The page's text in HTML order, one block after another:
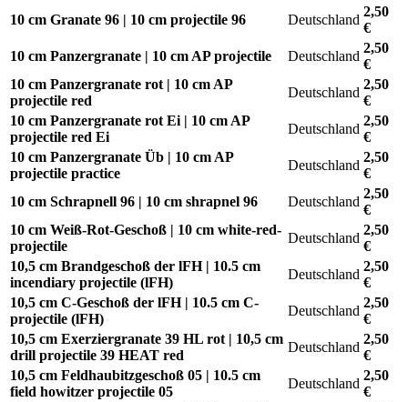
10 cm Granate 96 | 10 cm projectile 96 Deutschland
2,50
€
10 cm Panzergranate | 10 cm AP projectile
Deutschland
2,50
€
10 cm Panzergranate rot | 10 cm AP
projectile red
Deutschland
2,50
€
10 cm Panzergranate rot Ei | 10 cm AP
projectile red Ei
Deutschland
2,50
€
10 cm Panzergranate Üb | 10 cm AP
projectile practice
Deutschland
2,50
€
10 cm Schrapnell 96 | 10 cm shrapnel 96
Deutschland
2,50
€
10 cm Weiß-Rot-Geschoß | 10 cm white-red-
projectile
Deutschland
2,50
€
10,5 cm Brandgeschoß der lFH | 10.5 cm
incendiary projectile (lFH)
Deutschland
2,50
€
10,5 cm C-Geschoß der lFH | 10.5 cm C-
projectile (lFH)
Deutschland
2,50
€
10,5 cm Exerziergranate 39 HL rot | 10,5 cm
drill projectile 39 HEAT red
Deutschland
2,50
€
10,5 cm Feldhaubitzgeschoß 05 | 10.5 cm
field howitzer projectile 05
Deutschland
2,50
€